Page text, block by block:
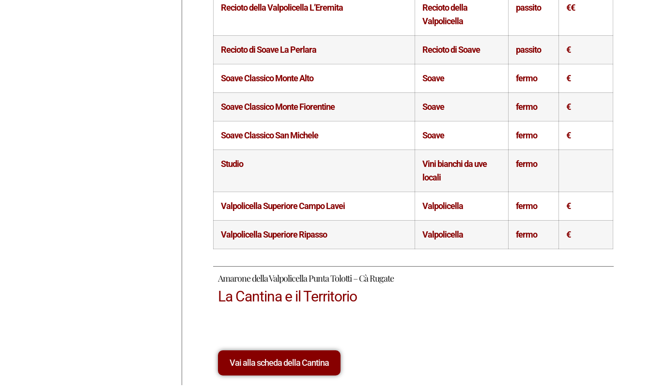
Recioto della Valpolicella L’Eremita
Recioto della
Valpolicella
passito €€
Recioto di Soave La Perlara Recioto di Soave passito €
Soave Classico Monte Alto Soave fermo €
Soave Classico Monte Fiorentine Soave fermo €
Soave Classico San Michele Soave fermo €
Studio
Vini bianchi da uve
locali
fermo
Valpolicella Superiore Campo Lavei Valpolicella fermo €
Valpolicella Superiore Ripasso Valpolicella fermo €
Amarone della Valpolicella Punta Tolotti – Cà Rugate
La Cantina e il Territorio
Vai alla scheda della Cantina